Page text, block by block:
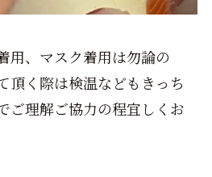
用、マスク着用は勿論の
頂く際は検温などもきっち
ご理解ご協力の程宜しくお